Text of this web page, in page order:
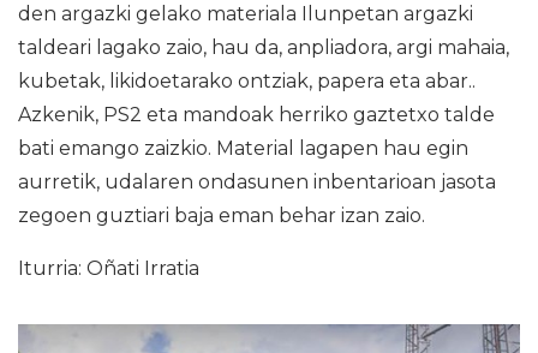
den argazki gelako materiala Ilunpetan argazki
taldeari lagako zaio, hau da, anpliadora, argi mahaia,
kubetak, likidoetarako ontziak, papera eta abar..
Azkenik, PS2 eta mandoak herriko gaztetxo talde
bati emango zaizkio. Material lagapen hau egin
aurretik, udalaren ondasunen inbentarioan jasota
zegoen guztiari baja eman behar izan zaio.
Iturria: Oñati Irratia